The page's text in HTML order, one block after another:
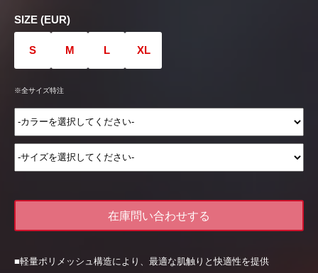
SIZE (EUR)
S M L XL
※全サイズ特注
在庫問い合わせする
■軽量ポリメッシュ構造により、最適な肌触りと快適性を提供